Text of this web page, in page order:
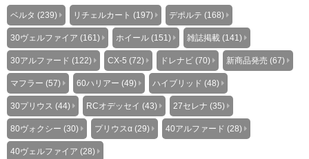
ベルタ (239) リチェルカート (197) デポルテ (168)
30ヴェルファイア (161) ホイール (151) 雑誌掲載 (141)
30アルファード (122) CX-5 (72) ドレナビ (70) 新商品発売 (67)
マフラー (57) 60ハリアー (49) ハイブリッド (48)
30プリウス (44) RCオデッセイ (43) 27セレナ (35)
80ヴォクシー (30) プリウスα (29) 40アルファード (28)
40ヴェルファイア (28)